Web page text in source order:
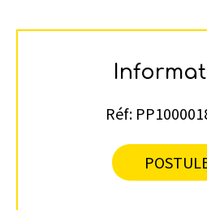
Réf: